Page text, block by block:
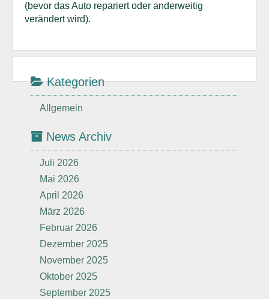
(bevor das Auto repariert oder anderweitig
verändert wird).
Kategorien
Allgemein
News Archiv
Juli 2026
Mai 2026
April 2026
März 2026
Februar 2026
Dezember 2025
November 2025
Oktober 2025
September 2025